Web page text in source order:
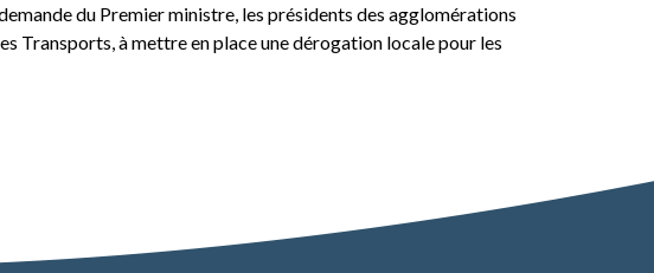
du Premier ministre, les présidents des agglomérations
Transports, à mettre en place une dérogation locale pour les